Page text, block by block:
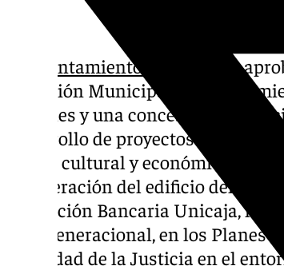
Ayuntamiento de Granada
Comisión Municipal de
cesiones y una concesión de
desarrollo de proyectos
social, cultural y económico de
recuperación del edificio del
Fundación Bancaria Unicaja, la
Intergeneracional, en los Planes
la Ciudad de la Justicia en el